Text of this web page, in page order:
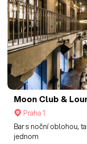
Moon Club &
Praha 1
Bar s noční oblohou,
jednom